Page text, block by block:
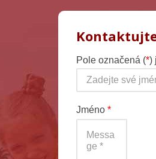
Pole označená (*)
Jméno *